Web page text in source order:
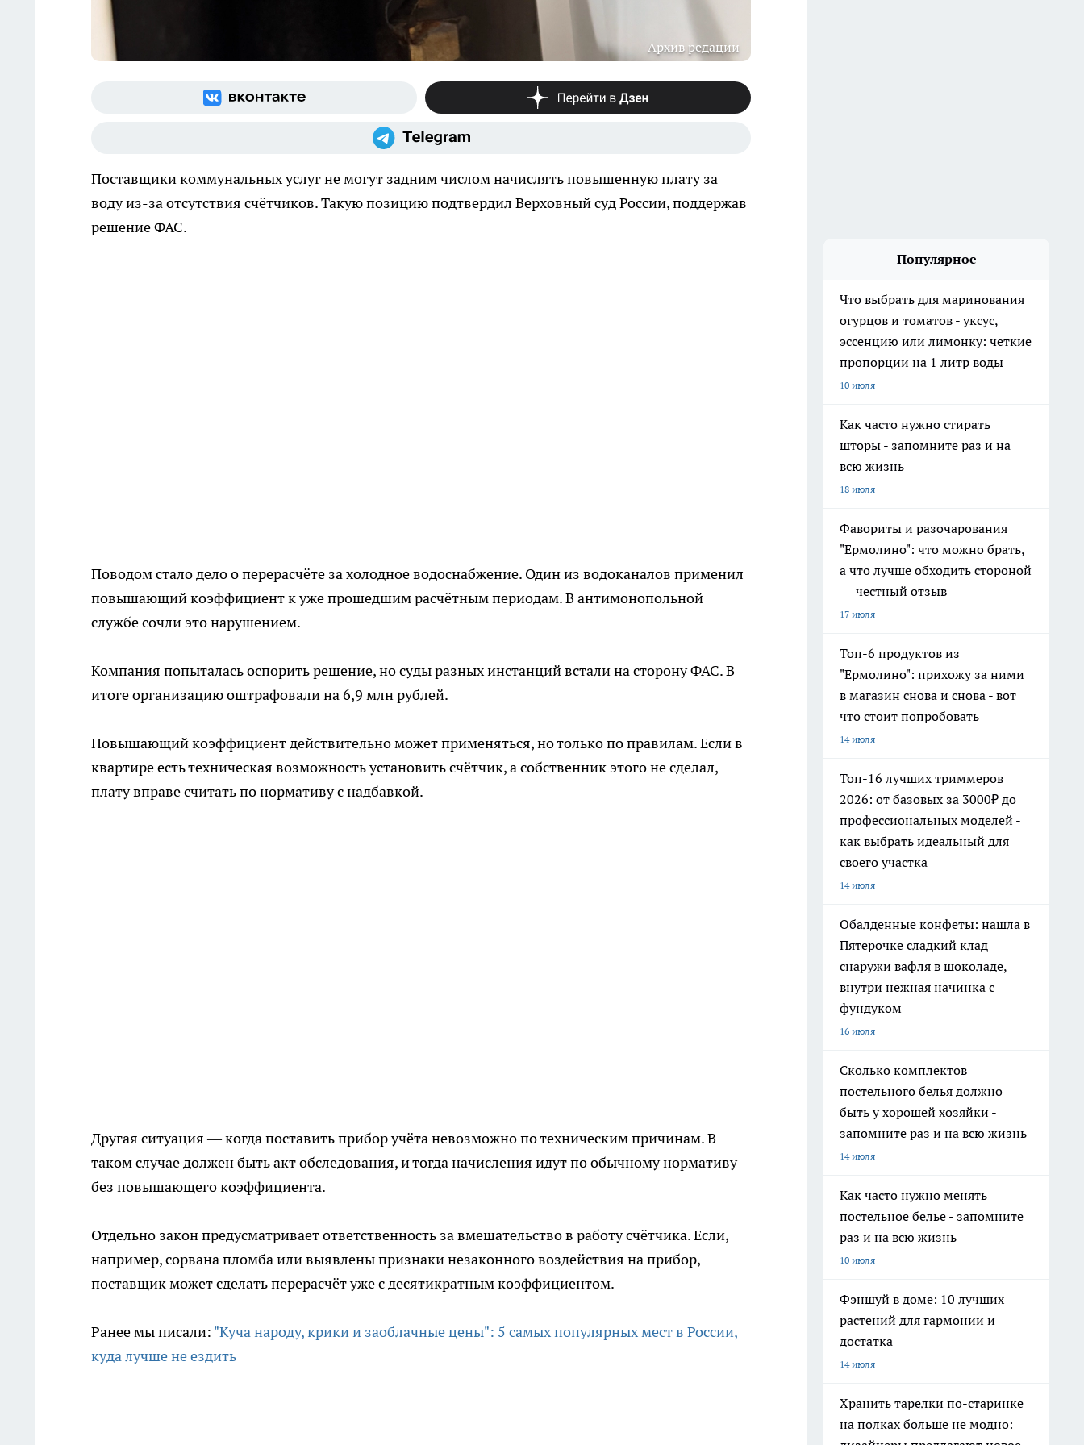
Архив редации
Поставщики коммунальных услуг не могут задним числом начислять повышенную плату за
воду из-за отсутствия счётчиков. Такую позицию подтвердил Верховный суд России, поддержав
решение ФАС.
Поводом стало дело о перерасчёте за холодное водоснабжение. Один из водоканалов применил
повышающий коэффициент к уже прошедшим расчётным периодам. В антимонопольной
службе сочли это нарушением.
Компания попыталась оспорить решение, но суды разных инстанций встали на сторону ФАС. В
итоге организацию оштрафовали на 6,9 млн рублей.
Повышающий коэффициент действительно может применяться, но только по правилам. Если в
квартире есть техническая возможность установить счётчик, а собственник этого не сделал,
плату вправе считать по нормативу с надбавкой.
Другая ситуация — когда поставить прибор учёта невозможно по техническим причинам. В
таком случае должен быть акт обследования, и тогда начисления идут по обычному нормативу
без повышающего коэффициента.
Отдельно закон предусматривает ответственность за вмешательство в работу счётчика. Если,
например, сорвана пломба или выявлены признаки незаконного воздействия на прибор,
поставщик может сделать перерасчёт уже с десятикратным коэффициентом.
Ранее мы писали: "Куча народу, крики и заоблачные цены": 5 самых популярных мест в России,
куда лучше не ездить
Популярное
Что выбрать для маринования
огурцов и томатов - уксус,
эссенцию или лимонку: четкие
пропорции на 1 литр воды
10 июля
Как часто нужно стирать
шторы - запомните раз и на
всю жизнь
18 июля
Фавориты и разочарования
"Ермолино": что можно брать,
а что лучше обходить стороной
— честный отзыв
17 июля
Топ-6 продуктов из
"Ермолино": прихожу за ними
в магазин снова и снова - вот
что стоит попробовать
14 июля
Топ-16 лучших триммеров
2026: от базовых за 3000₽ до
профессиональных моделей -
как выбрать идеальный для
своего участка
14 июля
Обалденные конфеты: нашла в
Пятерочке сладкий клад —
снаружи вафля в шоколаде,
внутри нежная начинка с
фундуком
16 июля
Сколько комплектов
постельного белья должно
быть у хорошей хозяйки -
запомните раз и на всю жизнь
14 июля
Как часто нужно менять
постельное белье - запомните
раз и на всю жизнь
10 июля
Фэншуй в доме: 10 лучших
растений для гармонии и
достатка
14 июля
Хранить тарелки по-старинке
на полках больше не модно: